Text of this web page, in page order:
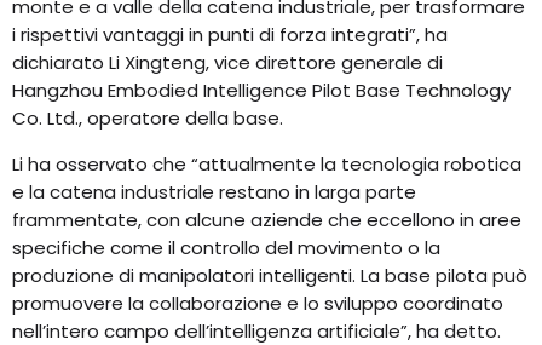
monte e a valle della catena industriale, per trasformare
i rispettivi vantaggi in punti di forza integrati”, ha
dichiarato Li Xingteng, vice direttore generale di
Hangzhou Embodied Intelligence Pilot Base Technology
Co. Ltd., operatore della base.
Li ha osservato che “attualmente la tecnologia robotica
e la catena industriale restano in larga parte
frammentate, con alcune aziende che eccellono in aree
specifiche come il controllo del movimento o la
produzione di manipolatori intelligenti. La base pilota può
promuovere la collaborazione e lo sviluppo coordinato
nell’intero campo dell’intelligenza artificiale”, ha detto.